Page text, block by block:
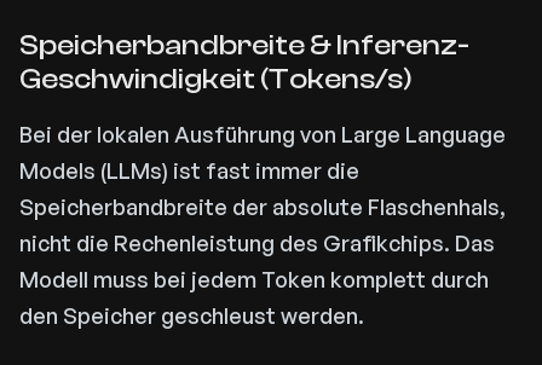
Speicherbandbreite & Inferenz-
Geschwindigkeit (Tokens/s)
Bei der lokalen Ausführung von Large Language
Models (LLMs) ist fast immer die
Speicherbandbreite der absolute Flaschenhals,
nicht die Rechenleistung des Grafikchips. Das
Modell muss bei jedem Token komplett durch
den Speicher geschleust werden.